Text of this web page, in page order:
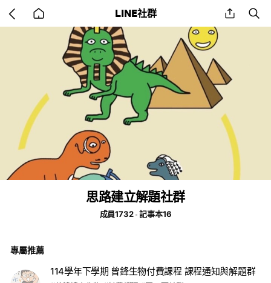
back
to
home
LINE社群 share
思路建立解題社群
成員1732 記事本16
專屬推薦
114學年下學期 曾鋒生物付費課程 課程通知與解題群